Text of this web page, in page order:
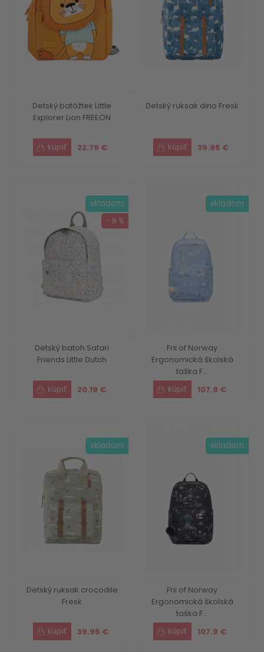
Detský batôžtek Little
Explorer Lion FREEON
22.79 €
Detský ruksak dino Fresk
39.95 €
Detský batoh Safari
Friends Little Dutch
20.19 €
skladom
- 8 %
Frii of Norway
Ergonomická školská
taška F...
107.9 €
skladom
Detský ruksak crocodile
Fresk
39.95 €
skladom
Frii of Norway
Ergonomická školská
taška F...
107.9 €
skladom